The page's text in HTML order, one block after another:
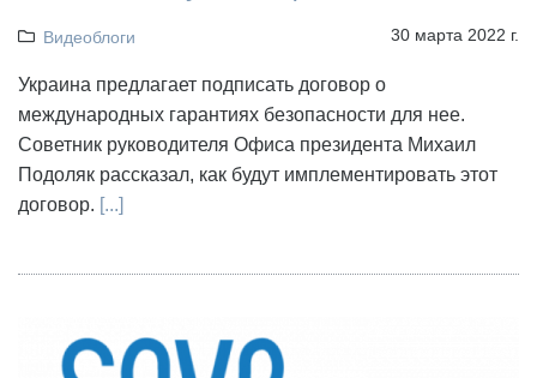
Видеоблоги 30 марта 2022 г.
Украина предлагает подписать договор о
международных гарантиях безопасности для нее.
Советник руководителя Офиса президента Михаил
Подоляк рассказал, как будут имплементировать этот
договор. [...]